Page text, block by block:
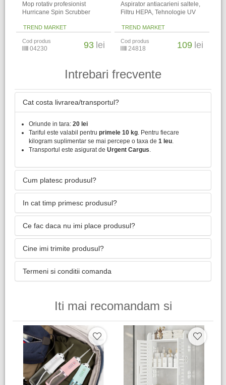
Mop rotativ profesionist
Hurricane Spin Scrubber
TREND MARKET
Cod produs
04230 93 lei
Aspirator antiacarieni saltele,
Filtru HEPA, Tehnologie UV
TREND MARKET
Cod produs
24818 109 lei
Intrebari frecvente
Cat costa livrarea/transportul?
Oriunde in tara: 20 lei
Tariful este valabil pentru primele 10 kg . Pentru fiecare
kilogram suplimentar se mai percepe o taxa de 1 leu
Transportul este asigurat de Urgent Cargus
Cum platesc produsul?
In cat timp primesc produsul?
Ce fac daca nu imi place produsul?
Cine imi trimite produsul?
Termeni si conditii comanda
Iti mai recomandam si